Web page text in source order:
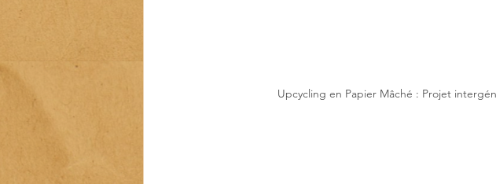
Upcycling en Papier Mâché : Projet